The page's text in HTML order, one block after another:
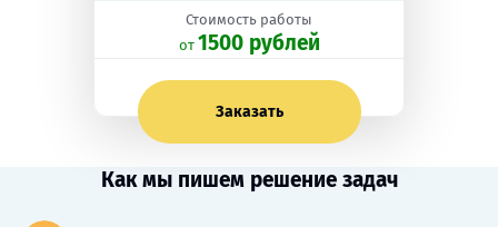
Стоимость работы
oт 1500 рублей
Заказать
Как мы пишем решение задач